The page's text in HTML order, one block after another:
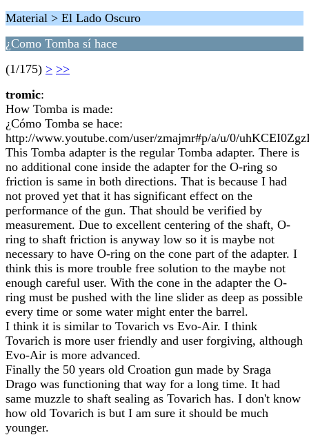
Material > El Lado Oscuro
¿Como Tomba sí hace
(1/175) > >>
tromic:
How Tomba is made:
¿Cómo Tomba se hace:
http://www.youtube.com/user/zmajmr#p/a/u/0/
This Tomba adapter is the regular Tomba adapter. There is
no additional cone inside the adapter for the O-ring so
friction is same in both directions. That is because I had
not proved yet that it has significant effect on the
performance of the gun. That should be verified by
measurement. Due to excellent centering of the shaft, O-
ring to shaft friction is anyway low so it is maybe not
necessary to have O-ring on the cone part of the adapter. I
think this is more trouble free solution to the maybe not
enough careful user. With the cone in the adapter the O-
ring must be pushed with the line slider as deep as possible
every time or some water might enter the barrel.
I think it is similar to Tovarich vs Evo-Air. I think
Tovarich is more user friendly and user forgiving, although
Evo-Air is more advanced.
Finally the 50 years old Croation gun made by Sraga
Drago was functioning that way for a long time. It had
same muzzle to shaft sealing as Tovarich has. I don't know
how old Tovarich is but I am sure it should be much
younger.